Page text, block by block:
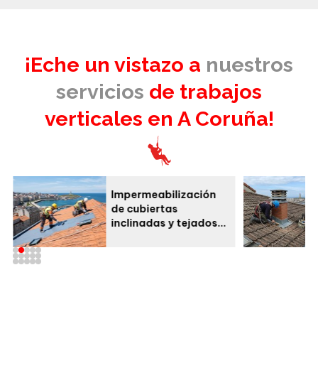
¡Eche un vistazo a nuestros
servicios de trabajos
verticales en A Coruña!
Impermeabilización
de cubiertas
inclinadas y tejados